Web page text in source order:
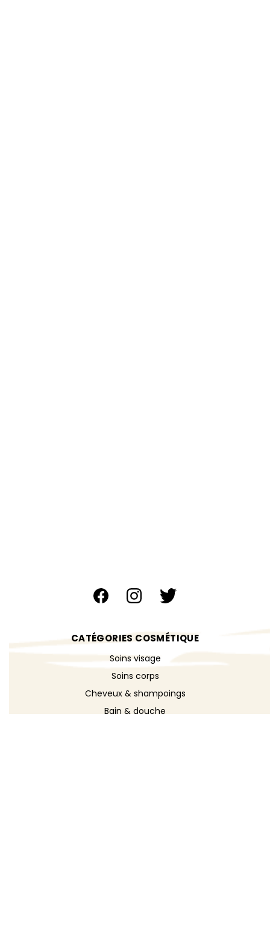
CATÉGORIES COSMÉTIQUE
Soins visage
Soins corps
Cheveux & shampoings
Bain & douche